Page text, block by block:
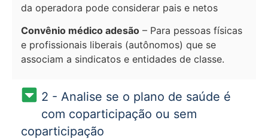
da operadora pode considerar pais e netos
Convênio médico adesão – Para pessoas físicas
e profissionais liberais (autônomos) que se
associam a sindicatos e entidades de classe.
2 - Analise se o plano de saúde é
com coparticipação ou sem
coparticipação